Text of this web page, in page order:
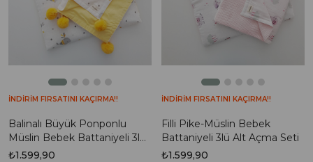
Balinalı Büyük Ponponlu
Müslin Bebek Battaniyeli 3lü
Alt Açma Seti
₺1.599,90
İNDİRİM FIRSATINI KAÇIRMA!!
Filli Pike-Müslin Bebek
Battaniyeli 3lü Alt Açma Seti
₺1.599,90
İNDİRİM FIRSATINI KAÇIRMA!!